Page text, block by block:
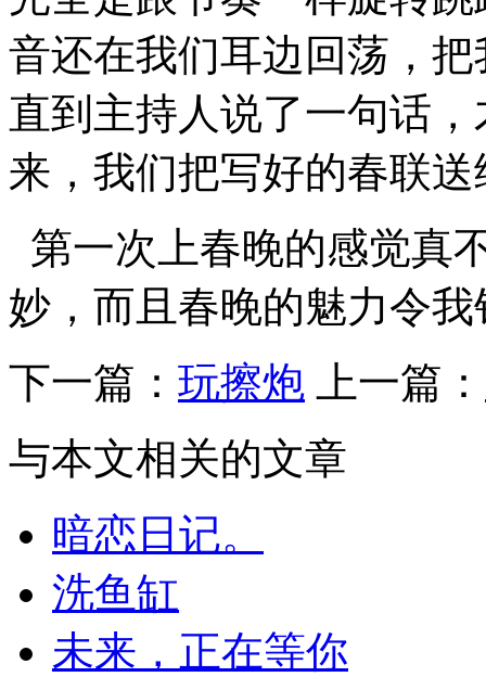
音还在我们耳边回荡，
直到主持人说了一句话
来，我们把写好的春联
第一次上春晚的感觉真
妙，而且春晚的魅力令我
下一篇： 玩擦炮 上一篇：
与本文相关的文章
暗恋日记。
洗鱼缸
未来，正在等你